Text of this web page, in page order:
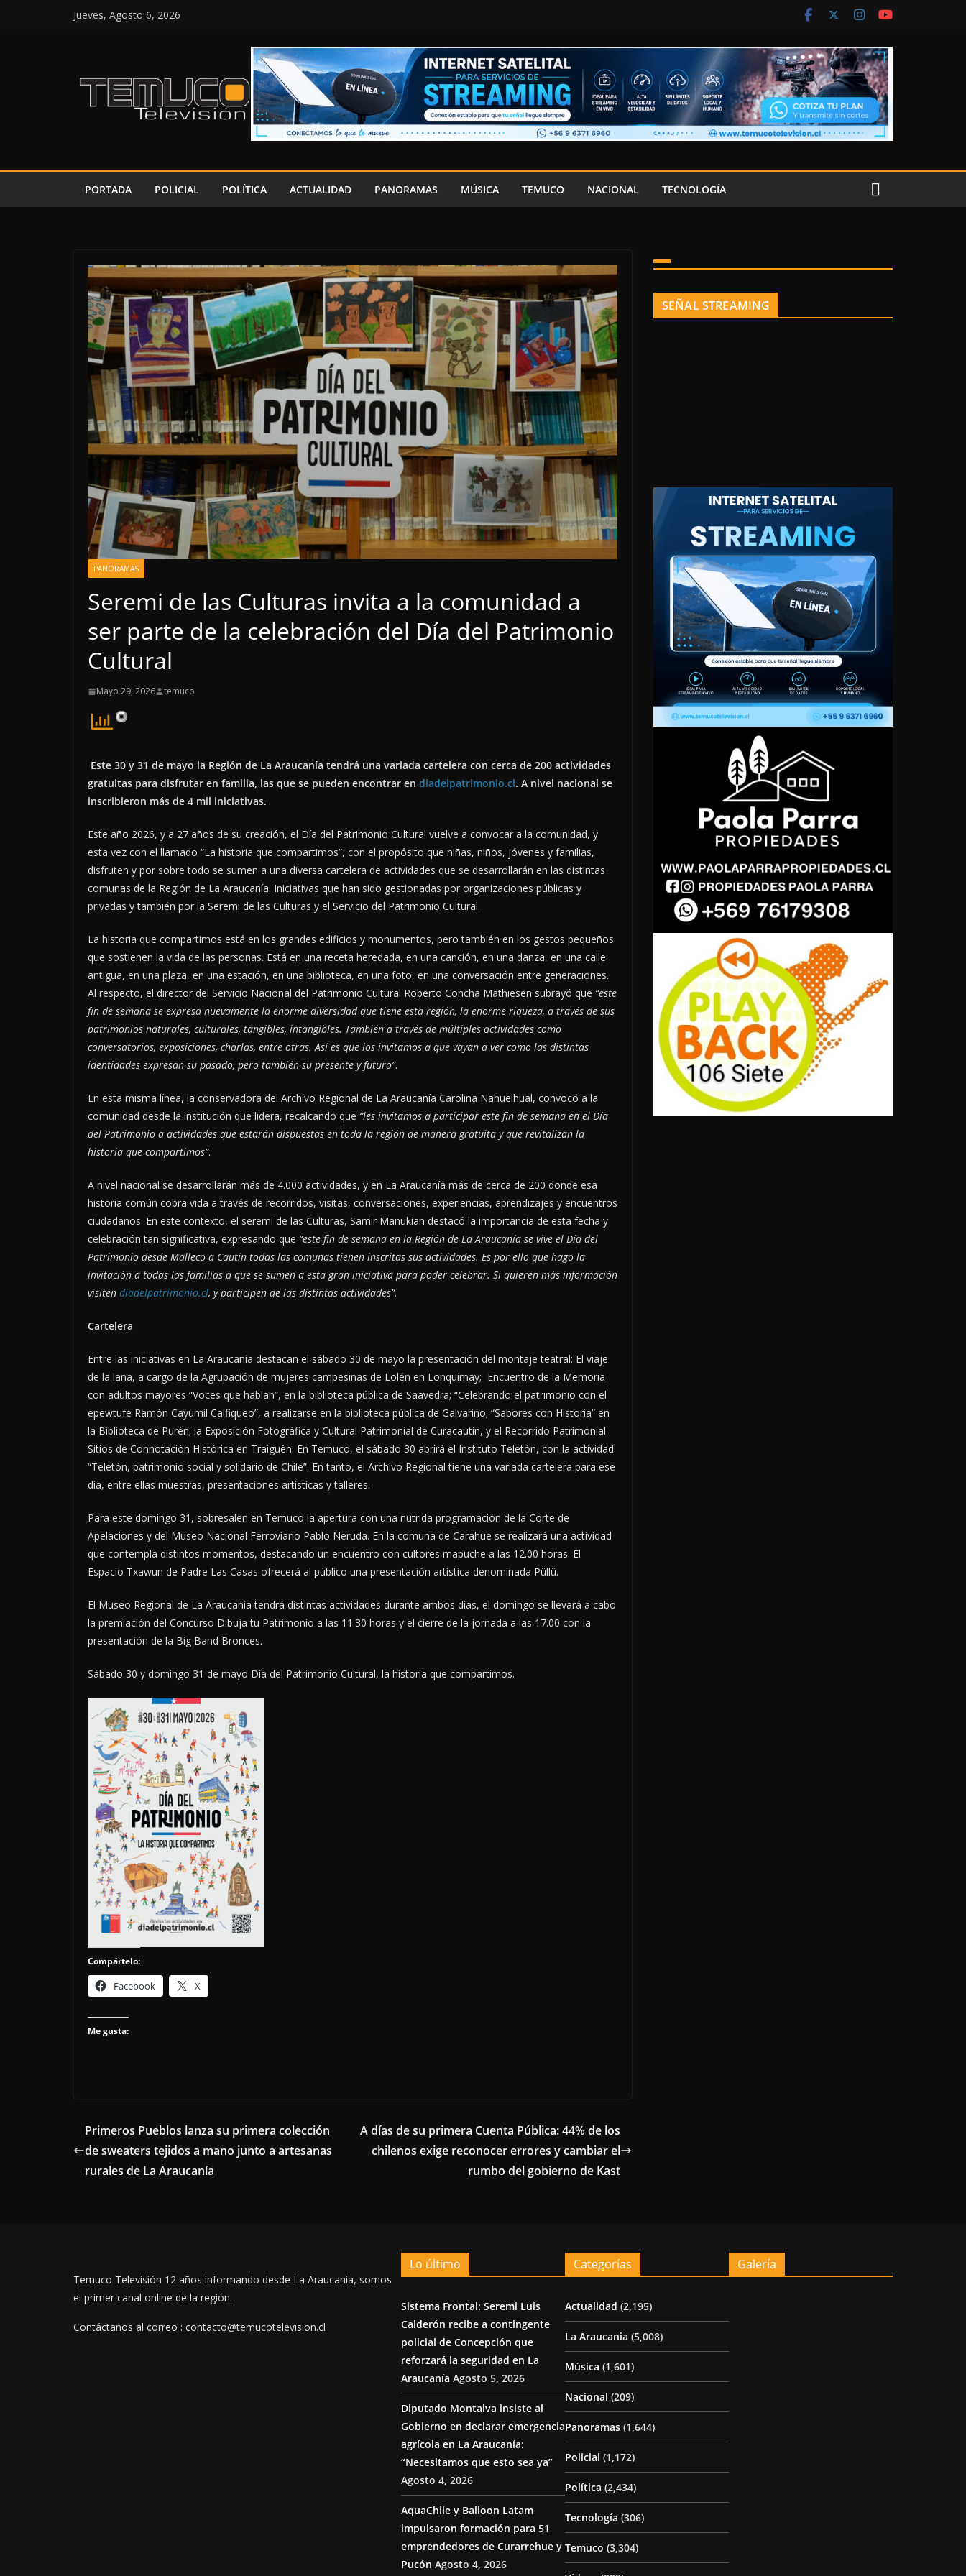
Jueves, Agosto 6, 2026
PORTADA POLICIAL POLÍTICA ACTUALIDAD PANORAMAS MÚSICA TEMUCO NACIONAL TECNOLOGÍA
PANORAMAS
Seremi de las Culturas invita a la comunidad a
ser parte de la celebración del Día del Patrimonio
Cultural
Mayo 29, 2026 temuco
Este 30 y 31 de mayo la Región de La Araucanía tendrá una variada cartelera con cerca de 200 actividades
gratuitas para disfrutar en familia, las que se pueden encontrar en diadelpatrimonio.cl. A nivel nacional se
inscribieron más de 4 mil iniciativas.
Este año 2026, y a 27 años de su creación, el Día del Patrimonio Cultural vuelve a convocar a la comunidad, y
esta vez con el llamado “La historia que compartimos”, con el propósito que niñas, niños, jóvenes y familias,
disfruten y por sobre todo se sumen a una diversa cartelera de actividades que se desarrollarán en las distintas
comunas de la Región de La Araucanía. Iniciativas que han sido gestionadas por organizaciones públicas y
privadas y también por la Seremi de las Culturas y el Servicio del Patrimonio Cultural.
La historia que compartimos está en los grandes edificios y monumentos, pero también en los gestos pequeños
que sostienen la vida de las personas. Está en una receta heredada, en una canción, en una danza, en una calle
antigua, en una plaza, en una estación, en una biblioteca, en una foto, en una conversación entre generaciones.
Al respecto, el director del Servicio Nacional del Patrimonio Cultural Roberto Concha Mathiesen subrayó que “este
fin de semana se expresa nuevamente la enorme diversidad que tiene esta región, la enorme riqueza, a través de sus
patrimonios naturales, culturales, tangibles, intangibles. También a través de múltiples actividades como
conversatorios, exposiciones, charlas, entre otras. Así es que los invitamos a que vayan a ver como las distintas
identidades expresan su pasado, pero también su presente y futuro”.
En esta misma línea, la conservadora del Archivo Regional de La Araucanía Carolina Nahuelhual, convocó a la
comunidad desde la institución que lidera, recalcando que “les invitamos a participar este fin de semana en el Día
del Patrimonio a actividades que estarán dispuestas en toda la región de manera gratuita y que revitalizan la
historia que compartimos”.
A nivel nacional se desarrollarán más de 4.000 actividades, y en La Araucanía más de cerca de 200 donde esa
historia común cobra vida a través de recorridos, visitas, conversaciones, experiencias, aprendizajes y encuentros
ciudadanos. En este contexto, el seremi de las Culturas, Samir Manukian destacó la importancia de esta fecha y
celebración tan significativa, expresando que “este fin de semana en la Región de La Araucanía se vive el Día del
Patrimonio desde Malleco a Cautín todas las comunas tienen inscritas sus actividades. Es por ello que hago la
invitación a todas las familias a que se sumen a esta gran iniciativa para poder celebrar. Si quieren más información
visiten diadelpatrimonio.cl, y participen de las distintas actividades”.
Cartelera
Entre las iniciativas en La Araucanía destacan el sábado 30 de mayo la presentación del montaje teatral: El viaje
de la lana, a cargo de la Agrupación de mujeres campesinas de Lolén en Lonquimay; Encuentro de la Memoria
con adultos mayores “Voces que hablan”, en la biblioteca pública de Saavedra; “Celebrando el patrimonio con el
epewtufe Ramón Cayumil Calfiqueo”, a realizarse en la biblioteca pública de Galvarino; “Sabores con Historia” en
la Biblioteca de Purén; la Exposición Fotográfica y Cultural Patrimonial de Curacautín, y el Recorrido Patrimonial
Sitios de Connotación Histórica en Traiguén. En Temuco, el sábado 30 abrirá el Instituto Teletón, con la actividad
“Teletón, patrimonio social y solidario de Chile”. En tanto, el Archivo Regional tiene una variada cartelera para ese
día, entre ellas muestras, presentaciones artísticas y talleres.
Para este domingo 31, sobresalen en Temuco la apertura con una nutrida programación de la Corte de
Apelaciones y del Museo Nacional Ferroviario Pablo Neruda. En la comuna de Carahue se realizará una actividad
que contempla distintos momentos, destacando un encuentro con cultores mapuche a las 12.00 horas. El
Espacio Txawun de Padre Las Casas ofrecerá al público una presentación artística denominada Püllü.
El Museo Regional de La Araucanía tendrá distintas actividades durante ambos días, el domingo se llevará a cabo
la premiación del Concurso Dibuja tu Patrimonio a las 11.30 horas y el cierre de la jornada a las 17.00 con la
presentación de la Big Band Bronces.
Sábado 30 y domingo 31 de mayo Día del Patrimonio Cultural, la historia que compartimos.
Compártelo:
Facebook X
Me gusta:
Primeros Pueblos lanza su primera colección
de sweaters tejidos a mano junto a artesanas
rurales de La Araucanía
A días de su primera Cuenta Pública: 44% de los
chilenos exige reconocer errores y cambiar el
rumbo del gobierno de Kast
SEÑAL STREAMING
Temuco Televisión 12 años informando desde La Araucania, somos
el primer canal online de la región.
Contáctanos al correo : contacto@temucotelevision.cl
Lo último
Sistema Frontal: Seremi Luis
Calderón recibe a contingente
policial de Concepción que
reforzará la seguridad en La
Araucanía Agosto 5, 2026
Diputado Montalva insiste al
Gobierno en declarar emergencia
agrícola en La Araucanía:
“Necesitamos que esto sea ya”
Agosto 4, 2026
AquaChile y Balloon Latam
impulsaron formación para 51
emprendedores de Curarrehue y
Pucón Agosto 4, 2026
Categorías
Actualidad (2,195)
La Araucania (5,008)
Música (1,601)
Nacional (209)
Panoramas (1,644)
Policial (1,172)
Política (2,434)
Tecnología (306)
Temuco (3,304)
Galería